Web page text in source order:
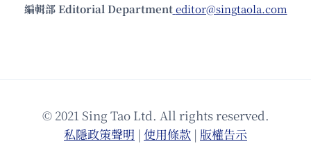
編輯部 Editorial Department editor@singtaola.com
© 2021 Sing Tao Ltd. All rights reserved.
私隱政策聲明 | 使⽤條款 | 版權告⽰